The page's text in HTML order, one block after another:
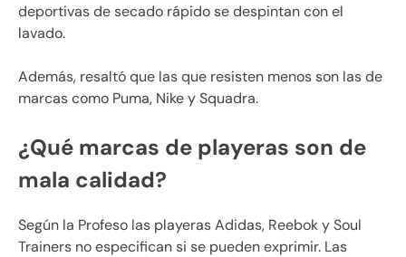
deportivas de secado rápido se despintan con el
lavado.
Además, resaltó que las que resisten menos son las de
marcas como Puma, Nike y Squadra.
¿Qué marcas de playeras son de
mala calidad?
Según la Profeso las playeras Adidas, Reebok y Soul
Trainers no especifican si se pueden exprimir. Las